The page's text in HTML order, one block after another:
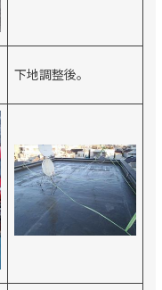
下地調整後。